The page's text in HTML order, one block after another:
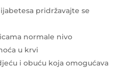
pridržavajte se
normale nivo
u krvi
i obuću koja omogućava